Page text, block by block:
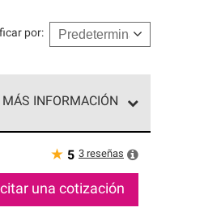
por:
MÁS INFORMACIÓN
ellos pueden
★ 5 3 reseñas
una cotización